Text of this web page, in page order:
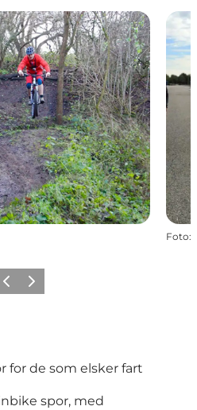
Foto:
ForrigeNæste
for de som elsker fart
spor, med